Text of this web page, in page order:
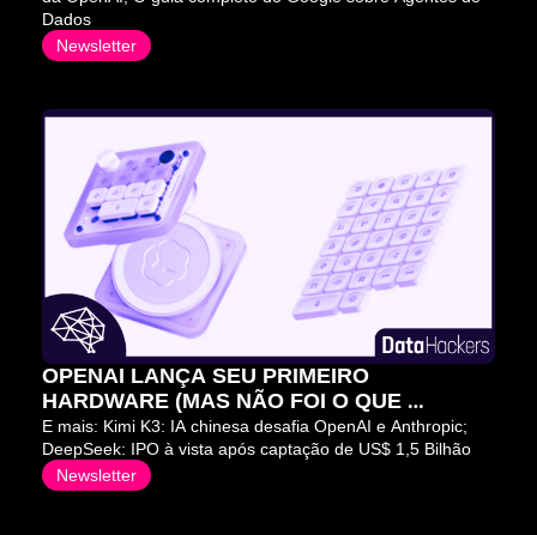
Dados
Newsletter
OPENAI LANÇA SEU PRIMEIRO
HARDWARE (MAS NÃO FOI O QUE
QUERÍAMOS) 😬
E mais: Kimi K3: IA chinesa desafia OpenAI e Anthropic;
DeepSeek: IPO à vista após captação de US$ 1,5 Bilhão
Newsletter